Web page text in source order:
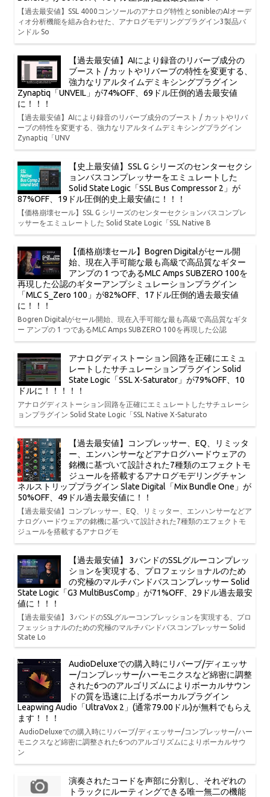
【過去最安値】SSL 4000コンソールのアナログ特性とsonibleのAIオーデ
ィオ分析機能を組み合わせた、アナログモデリングプラグイン3製品バ
ンドル So
【過去最安値】AIにより録音のリバーブ成分の
ブースト / カットやリバーブの特性を変更する、
強力なリアルタイムデミキシングプラグイン
Zynaptiq「UNVEIL」が74%OFF、69ドル圧倒的過去最安値
に！！！
【過去最安値】AIにより録音のリバーブ成分のブースト / カットやリバ
ーブの特性を変更する、強力なリアルタイムデミキシングプラグイン
Zynaptiq「UNV
【史上最安値】SSL G シリーズのセンターセクシ
ョンバスコンプレッサーをエミュレートした
Solid State Logic「SSL Bus Compressor 2」が
87%OFF、19ドル圧倒的史上最安値に！！！
【価格崩壊セール】SSL G シリーズのセンターセクションバスコンプレ
ッサーをエミュレートした Solid State Logic「SSL Native B
【価格崩壊セール】Bogren Digitalがセール開
始、現在入手可能な最も高級で高品質なギター
アンプの 1 つであるMLC Amps SUBZERO 100を
再現した公認のギターアンプシミュレーションプラグイン
「MLC S_Zero 100」が82%OFF、17ドル圧倒的過去最安値
に！！！
Bogren Digitalがセール開始、現在入手可能な最も高級で高品質なギタ
ー アンプの 1 つであるMLC Amps SUBZERO 100を再現した公認
アナログディストーション回路を正確にエミュ
レートしたサチュレーションプラグイン Solid
State Logic「SSL X-Saturator」が79%OFF、10
ドルに！！！！！
アナログディストーション回路を正確にエミュレートしたサチュレーシ
ョンプラグイン Solid State Logic「SSL Native X-Saturato
【過去最安値】コンプレッサー、EQ、リミッタ
ー、エンハンサーなどアナログハードウェアの
銘機に基づいて設計された7種類のエフェクトモ
ジュールを搭載するアナログモデリングチャン
ネルストリッププラグイン Slate Digital「Mix Bundle One」が
50%OFF、49ドル過去最安値に！！
【過去最安値】コンプレッサー、EQ、リミッター、エンハンサーなどア
ナログハードウェアの銘機に基づいて設計された7種類のエフェクトモ
ジュールを搭載するアナログモ
【過去最安値】 3バンドのSSLグルーコンプレッ
ションを実現する、プロフェッショナルのため
の究極のマルチバンドバスコンプレッサー Solid
State Logic「G3 MultiBusComp」が71%OFF、29ドル過去最安
値に！！！
【過去最安値】 3バンドのSSLグルーコンプレッションを実現する、プロ
フェッショナルのための究極のマルチバンドバスコンプレッサー Solid
State Lo
AudioDeluxeでの購入時にリバーブ/ディエッサ
ー/コンプレッサー/ハーモニクスなど綿密に調整
された6つのアルゴリズムによりボーカルサウン
ドの質を迅速に上げるボーカルプラグイン
Leapwing Audio「UltraVox 2」(通常79.00ドル)が無料でもらえ
ます！！！
AudioDeluxeでの購入時にリバーブ/ディエッサー/コンプレッサー/ハー
モニクスなど綿密に調整された6つのアルゴリズムによりボーカルサウ
ン
演奏されたコードを声部に分割し、それぞれの
トラックにルーティングできる唯一無二の機能